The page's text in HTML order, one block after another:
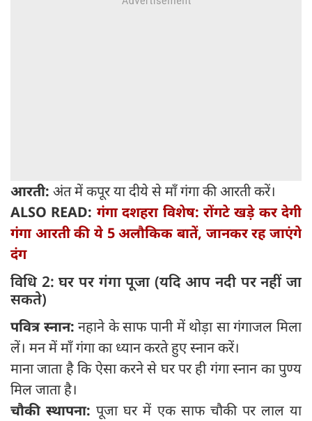
आरती: अंत में कपूर या दीये से माँ गंगा की आरती करें।
ALSO READ: गंगा दशहरा विशेष: रोंगटे खड़े कर देगी
गंगा आरती की ये 5 अलौकिक बातें, जानकर रह जाएंगे
दंग
विधि 2: घर पर गंगा पूजा (यदि आप नदी पर नहीं जा
सकते)
पवित्र स्नान:नहाने के साफ पानी में थोड़ा सा गंगाजल मिला
लें। मन में माँ गंगा का ध्यान करते हुए स्नान करें।
माना जाता है कि ऐसा करने से घर पर ही गंगा स्नान का पुण्य
मिल जाता है।
चौकी स्थापना:पूजा घर में एक साफ चौकी पर लाल या